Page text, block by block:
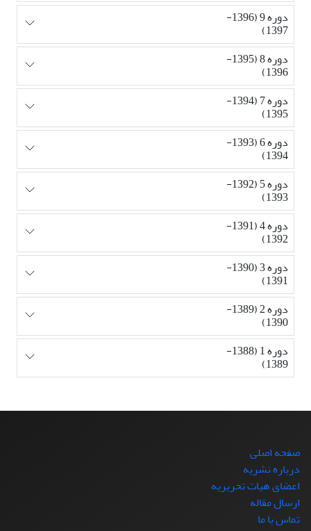
دوره 9 (1396-
1397)
دوره 8 (1395-
1396)
دوره 7 (1394-
1395)
دوره 6 (1393-
1394)
دوره 5 (1392-
1393)
دوره 4 (1391-
1392)
دوره 3 (1390-
1391)
دوره 2 (1389-
1390)
دوره 1 (1388-
1389)
صفحه اصلی
درباره نشریه
اعضای هیات تحریریه
ارسال مقاله
تماس با ما